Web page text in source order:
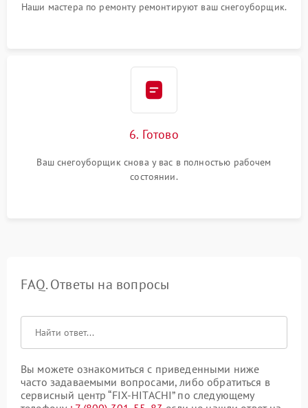
Наши мастера по ремонту ремонтируют ваш снегоуборщик.
6. Готово
Ваш снегоуборщик снова у вас в полностью рабочем
состоянии.
FAQ. Ответы на вопросы
Вы можете ознакомиться с приведенными ниже
часто задаваемыми вопросами, либо обратиться в
сервисный центр “FIX-HITACHI” по следующему